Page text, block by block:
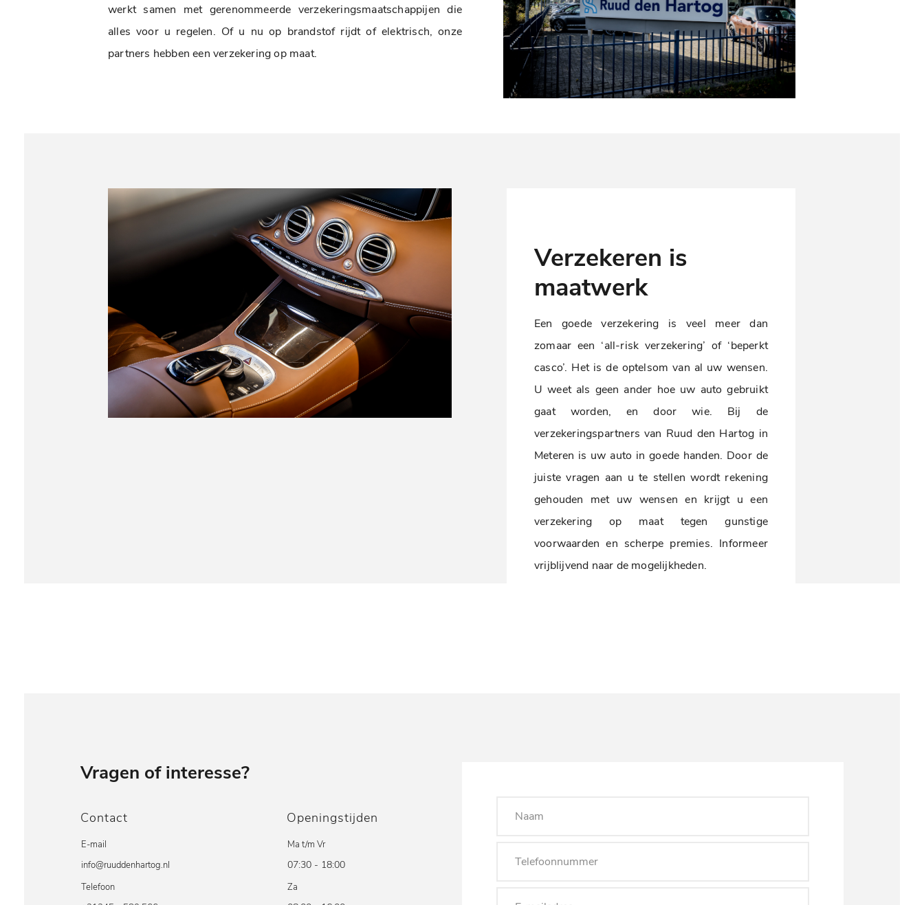
werkt samen met gerenommeerde verzekeringsmaatschappijen die
alles voor u regelen. Of u nu op brandstof rijdt of elektrisch, onze
partners hebben een verzekering op maat.
Verzekeren is
maatwerk
Een goede verzekering is veel meer dan
zomaar een ‘all-risk verzekering’ of ‘beperkt
casco’. Het is de optelsom van al uw wensen.
U weet als geen ander hoe uw auto gebruikt
gaat worden, en door wie. Bij de
verzekeringspartners van Ruud den Hartog in
Meteren is uw auto in goede handen. Door de
juiste vragen aan u te stellen wordt rekening
gehouden met uw wensen en krijgt u een
verzekering op maat tegen gunstige
voorwaarden en scherpe premies. Informeer
vrijblijvend naar de mogelijkheden.
Vragen of interesse?
Contact
E-mail
info@ruuddenhartog.nl
Telefoon
Openingstijden
Ma t/m Vr
07:30 - 18:00
Za